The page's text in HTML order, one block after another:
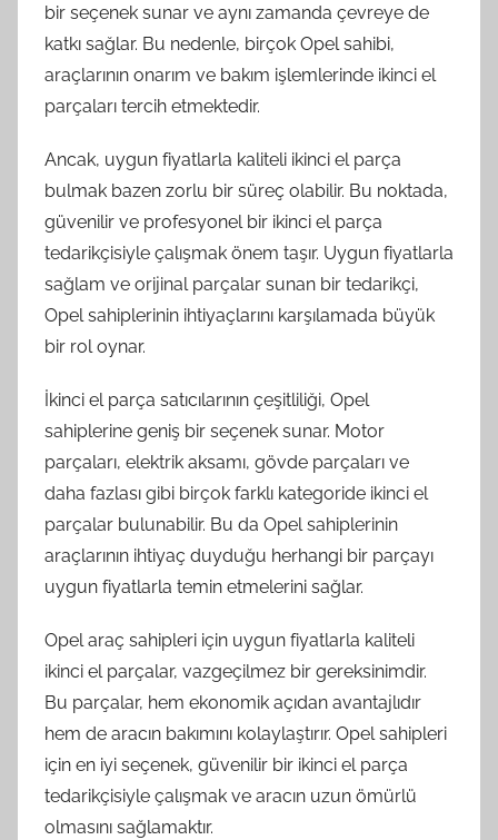
bir seçenek sunar ve aynı zamanda çevreye de
katkı sağlar. Bu nedenle, birçok Opel sahibi,
araçlarının onarım ve bakım işlemlerinde ikinci el
parçaları tercih etmektedir.
Ancak, uygun fiyatlarla kaliteli ikinci el parça
bulmak bazen zorlu bir süreç olabilir. Bu noktada,
güvenilir ve profesyonel bir ikinci el parça
tedarikçisiyle çalışmak önem taşır. Uygun fiyatlarla
sağlam ve orijinal parçalar sunan bir tedarikçi,
Opel sahiplerinin ihtiyaçlarını karşılamada büyük
bir rol oynar.
İkinci el parça satıcılarının çeşitliliği, Opel
sahiplerine geniş bir seçenek sunar. Motor
parçaları, elektrik aksamı, gövde parçaları ve
daha fazlası gibi birçok farklı kategoride ikinci el
parçalar bulunabilir. Bu da Opel sahiplerinin
araçlarının ihtiyaç duyduğu herhangi bir parçayı
uygun fiyatlarla temin etmelerini sağlar.
Opel araç sahipleri için uygun fiyatlarla kaliteli
ikinci el parçalar, vazgeçilmez bir gereksinimdir.
Bu parçalar, hem ekonomik açıdan avantajlıdır
hem de aracın bakımını kolaylaştırır. Opel sahipleri
için en iyi seçenek, güvenilir bir ikinci el parça
tedarikçisiyle çalışmak ve aracın uzun ömürlü
olmasını sağlamaktır.